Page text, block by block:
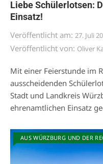
Liebe Schülerlotsen:
Einsatz!
Veröffentlicht am: 27. Juli
Veröffentlicht von: Oliver
Mit einer Feierstunde im
ausscheidenden
Stadt und Landkreis
ehrenamtlichen Einsatz
AUS WÜRZBURG UND DER